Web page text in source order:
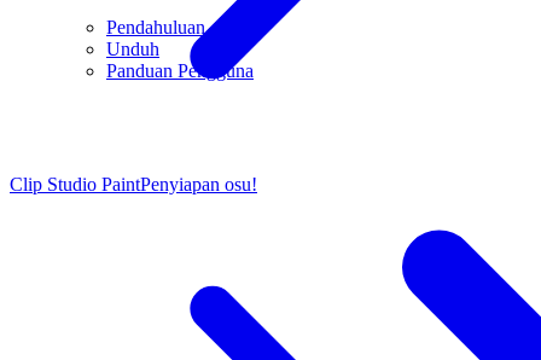
Pendahuluan
Unduh
Panduan Pengguna
Clip Studio PaintPenyiapan osu!